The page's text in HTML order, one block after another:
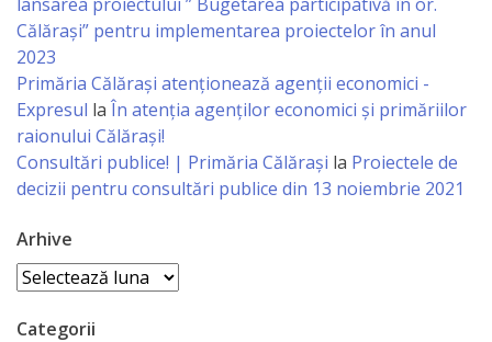
în
Construcţii,
Gospodărie
şi
Drumuri
Călărași” pentru implementarea proiectelor în anul
2023
Primăria Călăraşi atenţionează agenţii economici -
Expresul la În atenția agenților economici și primăriilor
raionului Călărași!
Consultări publice! | Primăria Călărași la Proiectele de
decizii pentru consultări publice din 13 noiembrie 2021
Arhive
Arhive
Categorii